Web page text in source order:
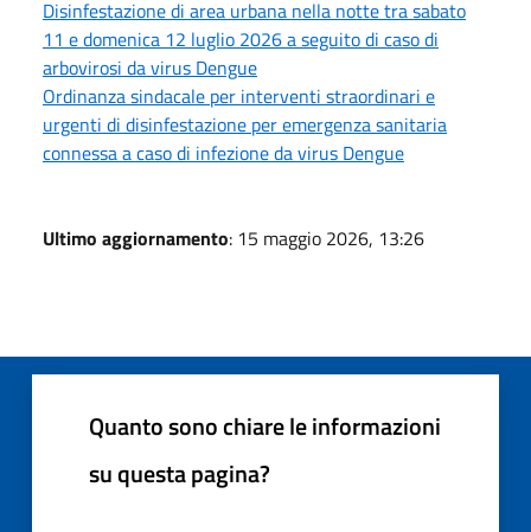
Disinfestazione di area urbana nella notte tra sabato
11 e domenica 12 luglio 2026 a seguito di caso di
arbovirosi da virus Dengue
Ordinanza sindacale per interventi straordinari e
urgenti di disinfestazione per emergenza sanitaria
connessa a caso di infezione da virus Dengue
Ultimo aggiornamento: 15 maggio 2026, 13:26
Quanto sono chiare le informazioni
su questa pagina?